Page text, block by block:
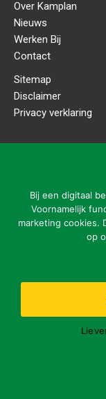
Over Kamplan
Nieuws
Werken Bij
Contact
Sitemap
Disclaimer
Privacy verklaring
5281 RN Boxtel
Tel: 31 (0)411-
Openingstijden
ma-vr 7.00-16.00
Gelieve
Bij een digitaal
Voornamelijk
marketing cookies.
op